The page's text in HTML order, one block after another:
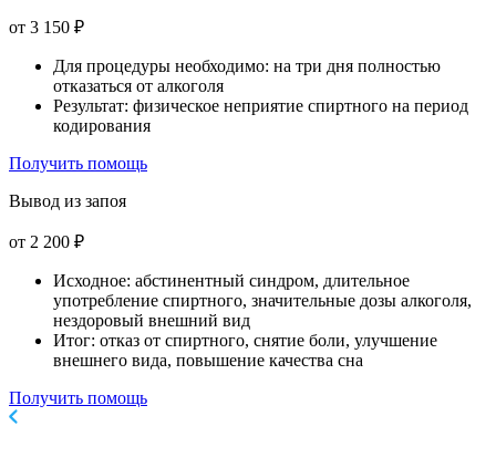
от 3 150 ₽
Для процедуры необходимо: на три дня полностью
отказаться от алкоголя
Результат: физическое неприятие спиртного на период
кодирования
Получить помощь
Вывод из запоя
от 2 200 ₽
Исходное: абстинентный синдром, длительное
употребление спиртного, значительные дозы алкоголя,
нездоровый внешний вид
Итог: отказ от спиртного, снятие боли, улучшение
внешнего вида, повышение качества сна
Получить помощь